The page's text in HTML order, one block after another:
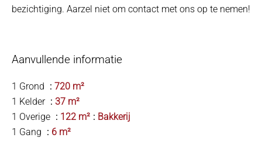
bezichtiging. Aarzel niet om contact met ons op te nemen!
Aanvullende informatie
1 Grond
720 m²
1 Kelder
37 m²
1 Overige
122 m²
Bakkerij
1 Gang
6 m²